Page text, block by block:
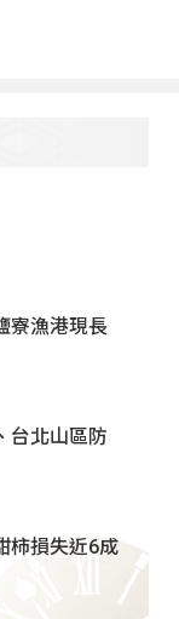
寮漁港現長
台北山區防
柿損失近6成